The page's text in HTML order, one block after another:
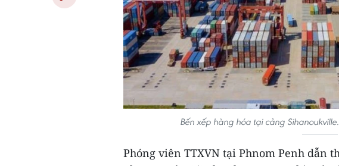
Bến xếp hàng hóa tại cảng
Phóng viên TTXVN tại Phnom Penh dẫn